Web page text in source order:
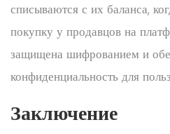
списываются с их баланса,
покупку у продавцов на
защищена шифрованием и
конфиденциальность для
Заключение